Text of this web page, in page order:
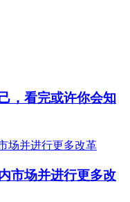
，看完或许你会知
市场并进行更多改